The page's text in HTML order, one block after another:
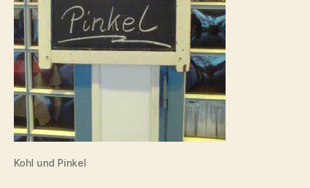
Kohl und Pinkel